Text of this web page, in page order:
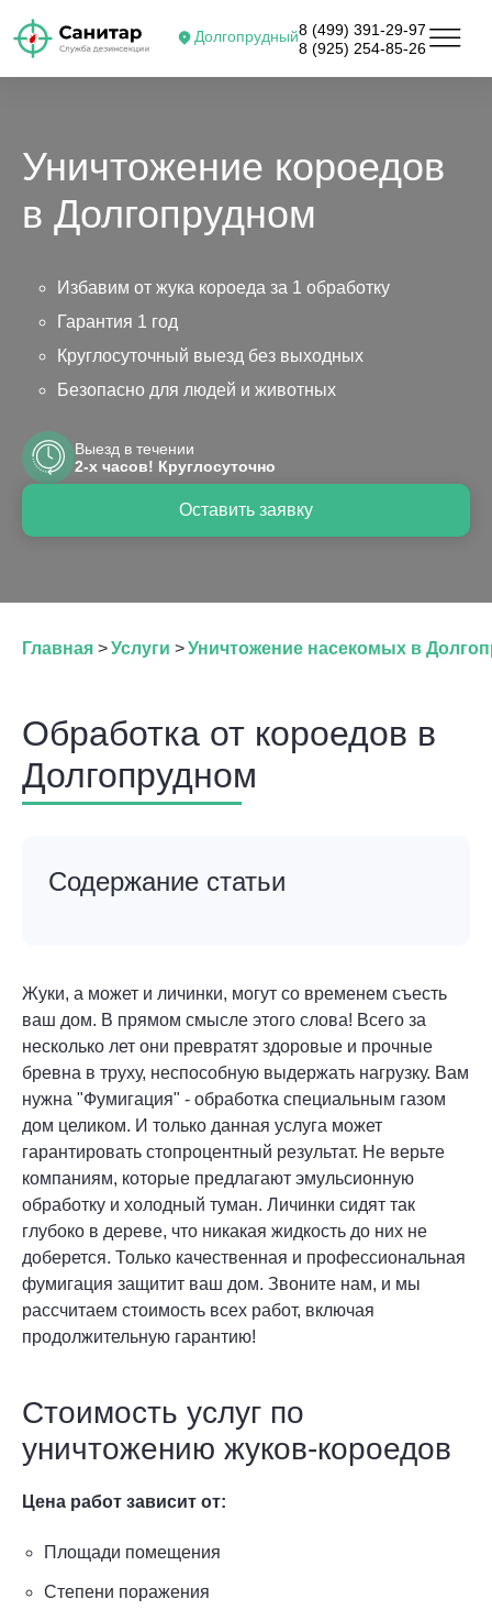
Долгопрудный8 (499) 391-29-97
8 (925) 254-85-26
Уничтожение короедов
в Долгопрудном
Избавим от жука короеда за 1 обработку
Гарантия 1 год
Круглосуточный выезд без выходных
Безопасно для людей и животных
Оставить заявку
Выезд в течении
2-х часов! Круглосуточно
Главная >Услуги >Уничтожение насекомых в
Обработка от короедов в
Долгопрудном
Содержание статьи
Жуки, а может и личинки, могут со временем съесть
ваш дом. В прямом смысле этого слова! Всего за
несколько лет они превратят здоровые и прочные
бревна в труху, неспособную выдержать нагрузку. Вам
нужна "Фумигация" - обработка специальным газом
дом целиком. И только данная услуга может
гарантировать стопроцентный результат. Не верьте
компаниям, которые предлагают эмульсионную
обработку и холодный туман. Личинки сидят так
глубоко в дереве, что никакая жидкость до них не
доберется. Только качественная и профессиональная
фумигация защитит ваш дом. Звоните нам, и мы
рассчитаем стоимость всех работ, включая
продолжительную гарантию!
Стоимость услуг по
уничтожению жуков-короедов
Цена работ зависит от:
Площади помещения
Степени поражения